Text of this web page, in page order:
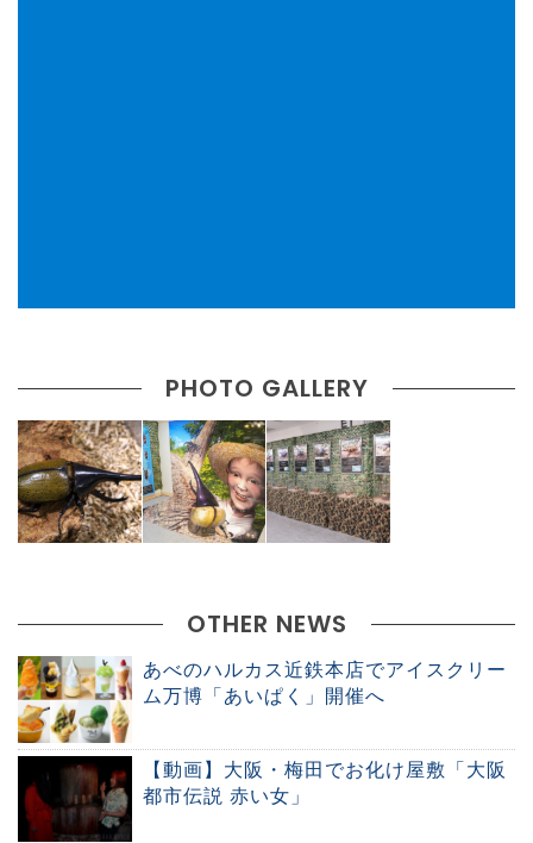
PHOTO GALLERY
OTHER NEWS
あべのハルカス近鉄本店でアイスクリー
ム万博「あいぱく」開催へ
【動画】大阪・梅田でお化け屋敷「大阪
都市伝説 赤い女」